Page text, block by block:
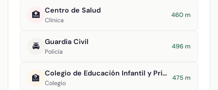
🏥 Centro de Salud
Clínica
460 m
🚔 Guardia Civil
Policía
496 m
🏫 Colegio de Educación Infantil y Primaria Virgen de la Estrella
Colegio
475 m